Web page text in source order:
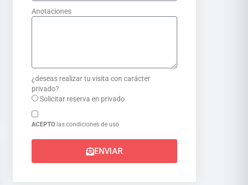
Anotaciones
¿deseas realizar tu visita con carácter
privado?
Solicitar reserva en privado
ACEPTO las condiciones de uso
ENVIAR